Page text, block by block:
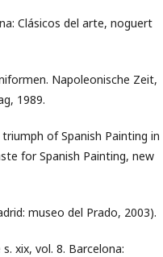
Clásicos del arte, noguert
Napoleonische Zeit,
1989.
of Spanish Painting in
for Spanish Painting, new
museo del Prado, 2003).
xix, vol. 8. Barcelona: